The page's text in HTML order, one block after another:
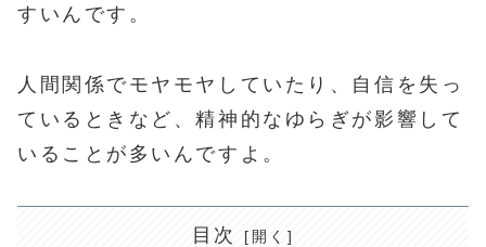
すいんです。
人間関係でモヤモヤしていたり、自信を失っ
ているときなど、精神的なゆらぎが影響して
いることが多いんですよ。
目次